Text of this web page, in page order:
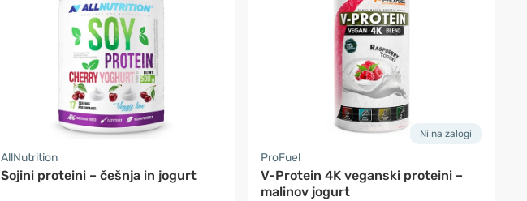
AllNutrition
Sojini proteini – češnja in jogurt
Ni na zalogi
ProFuel
V-Protein 4K veganski proteini –
malinov jogurt